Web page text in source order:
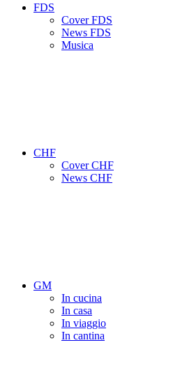
FDS
Cover FDS
News FDS
Musica
CHF
Cover CHF
News CHF
GM
In cucina
In casa
In viaggio
In cantina